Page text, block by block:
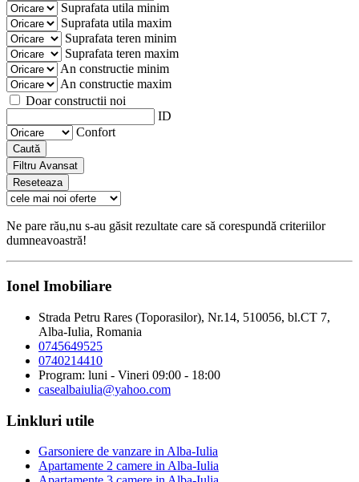
Suprafata utila minim
Suprafata utila maxim
Suprafata teren minim
Suprafata teren maxim
An constructie minim
An constructie maxim
Doar constructii noi
ID
Confort
Caută
Filtru Avansat
Reseteaza
Ne pare rău,nu s-au găsit rezultate care să corespundă criteriilor
dumneavoastră!
Ionel Imobiliare
Strada Petru Rares (Toporasilor), Nr.14, 510056, bl.CT 7,
Alba-Iulia, Romania
0745649525
0740214410
Program: luni - Vineri 09:00 - 18:00
casealbaiulia@yahoo.com
Linkluri utile
Garsoniere de vanzare in Alba-Iulia
Apartamente 2 camere in Alba-Iulia